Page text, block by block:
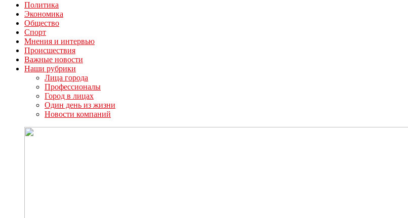
Политика
Экономика
Общество
Спорт
Мнения и интервью
Происшествия
Важные новости
Наши рубрики
Лица города
Профессионалы
Город в лицах
Один день из жизни
Новости компаний